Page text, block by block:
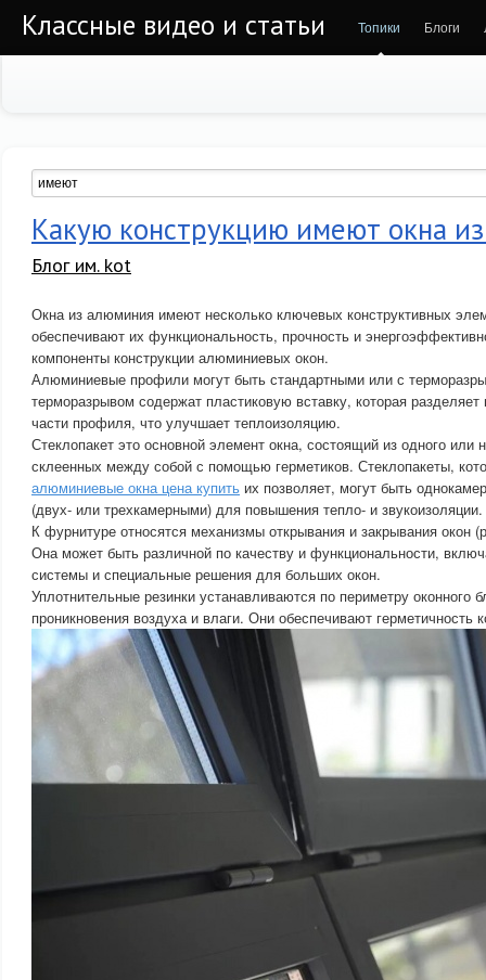
Классные видео и статьи Топики Блоги
Какую конструкцию имеют окна
Блог им. kot
Окна из алюминия имеют несколько ключевых конструктивных
обеспечивают их функциональность, прочность и
компоненты конструкции алюминиевых окон.
Алюминиевые профили могут быть стандартными или с
терморазрывом содержат пластиковую вставку, которая
части профиля, что улучшает теплоизоляцию.
Стеклопакет это основной элемент окна, состоящий из одного или
склеенных между собой с помощью герметиков. Стеклопакеты,
алюминиевые окна цена купить их позволяет, могут быть
(двух- или трехкамерными) для повышения тепло- и звукоизоляции.
К фурнитуре относятся механизмы открывания и закрывания окон
Она может быть различной по качеству и функциональности,
системы и специальные решения для больших окон.
Уплотнительные резинки устанавливаются по периметру оконного
проникновения воздуха и влаги. Они обеспечивают герметичность